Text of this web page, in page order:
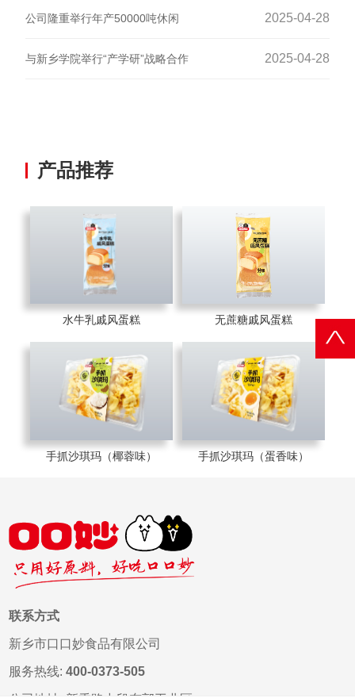
2025-04-28
公司隆重举行年产50000吨休闲
2025-04-28
与新乡学院举行“产学研”战略合作
产品推荐
水牛乳戚风蛋糕 无蔗糖戚风蛋糕
手抓沙琪玛（椰蓉味） 手抓沙琪玛（蛋香味）
联系方式
新乡市口口妙食品有限公司
服务热线:400-0373-505